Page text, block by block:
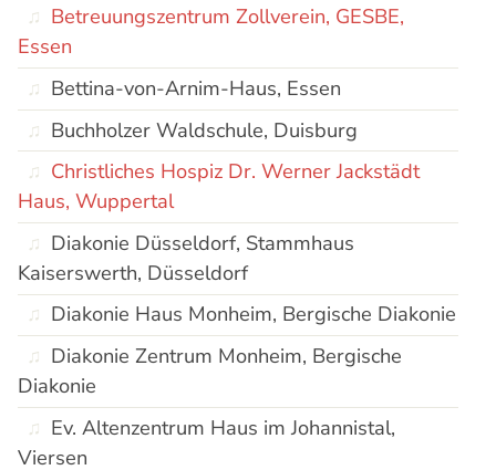
Betreuungszentrum Zollverein, GESBE,
Essen
Bettina-von-Arnim-Haus, Essen
Buchholzer Waldschule, Duisburg
Christliches Hospiz Dr. Werner Jackstädt
Haus, Wuppertal
Diakonie Düsseldorf, Stammhaus
Kaiserswerth, Düsseldorf
Diakonie Haus Monheim, Bergische Diakonie
Diakonie Zentrum Monheim, Bergische
Diakonie
Ev. Altenzentrum Haus im Johannistal,
Viersen